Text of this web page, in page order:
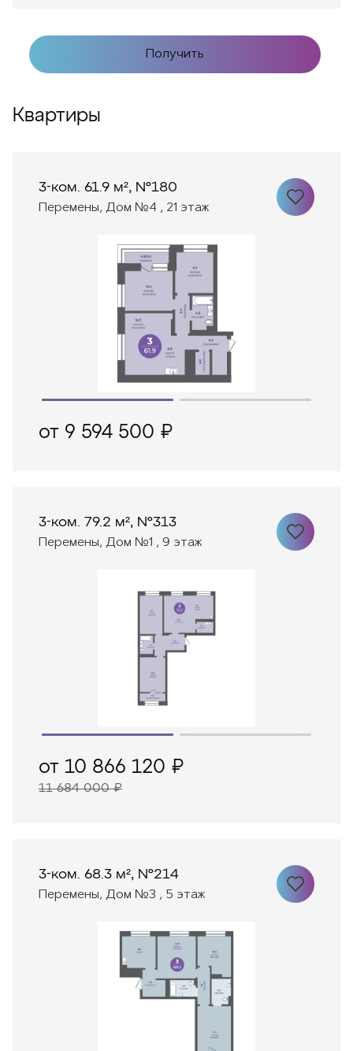
Получить
Квартиры
3-ком. 61.9 м², №180
Перемены, Дом №4 , 21 этаж
от 9 594 500 ₽
3-ком. 79.2 м², №313
Перемены, Дом №1 , 9 этаж
от 10 866 120 ₽
11 684 000 ₽
3-ком. 68.3 м², №214
Перемены, Дом №3 , 5 этаж